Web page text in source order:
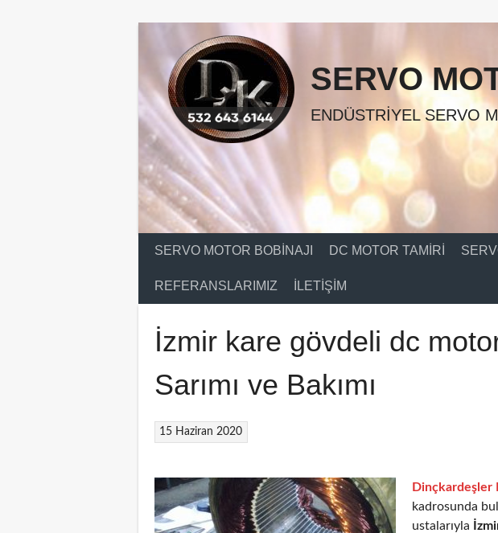
SERVO
ENDÜSTRIYEL SERVO
SERVO MOTOR BOBINAJI DC MOTOR TAMIRI
REFERANSLARIMIZ İLETIŞIM
İzmir kare gövdeli dc
Sarımı ve Bakımı
15 Haziran 2020
Dinçkardeşler
kadrosunda
ustalarıyla